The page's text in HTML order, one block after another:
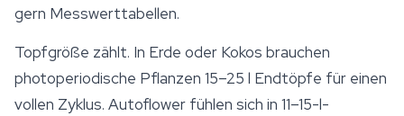
gern Messwerttabellen.
Topfgröße zählt. In Erde oder Kokos brauchen
photoperiodische Pflanzen 15–25 l Endtöpfe für einen
vollen Zyklus. Autoflower fühlen sich in 11–15-l-